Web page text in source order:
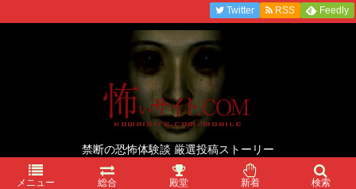
禁断の恐怖体験談 厳選投稿ストーリー
メニュー 総合 殿堂 新着 検索
Twitter RSS Feedly